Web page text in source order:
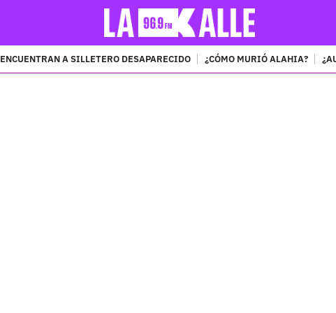
ENCUENTRAN A SILLETERO DESAPARECIDO ¿CÓMO MURIÓ ALAHIA?